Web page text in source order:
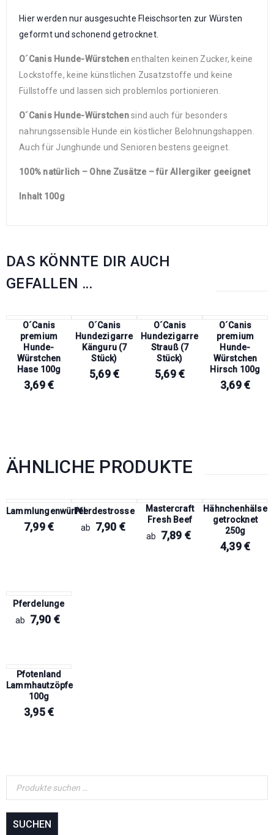
SUCHEN
Hier werden nur ausgesuchte Fleischsorten zur Würsten
geformt und schonend getrocknet.
O´Canis Hunde-Würstchenenthalten keinen Zucker, keine
Lockstoffe, keine künstlichen Zusatzstoffe und keine
Füllstoffe und lassen sich problemlos portionieren.
O´Canis Hunde-Würstchensind auch für besonders
nahrungssensible Hunde ein köstlicher Belohnungshappen.
Auch für Junghunde und Senioren bestens geeignet.
100% natürlich – Ohne Zusätze – für Allergiker geeignet
Inhalt 100g
DAS KÖNNTE DIR AUCH
GEFALLEN …
O´Canis
premium
Hunde-
Würstchen
Hase 100g
3,69€
O´Canis
Hundezigarre
Känguru (7
Stück)
5,69€
O´Canis
Hundezigarre
Strauß (7
Stück)
5,69€
O´Canis
premium
Hunde-
Würstchen
Hirsch 100g
3,69€
ÄHNLICHE PRODUKTE
Lammlungenwürfel
7,99€
Pferdestrosse
ab
7,90 €
Mastercraft
Fresh Beef
ab
7,89 €
Hähnchenhälse
getrocknet
250g
4,39€
Pferdelunge
ab
7,90 €
Pfotenland
Lammhautzöpfe
100g
3,95€